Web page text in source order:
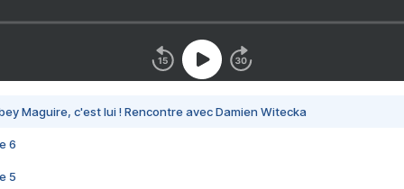
Maguire, c'est lui ! Rencontre avec Damien Witecka
6
5